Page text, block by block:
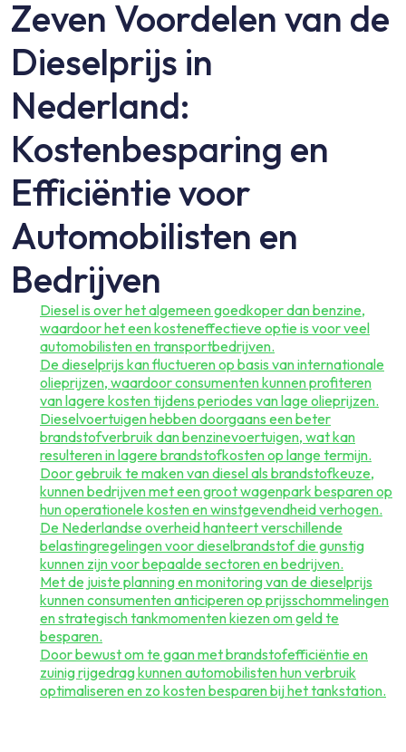
Zeven Voordelen van de
Dieselprijs in
Nederland:
Kostenbesparing en
Efficiëntie voor
Automobilisten en
Bedrijven
Diesel is over het algemeen goedkoper dan benzine,
waardoor het een kosteneffectieve optie is voor veel
automobilisten en transportbedrijven.
De dieselprijs kan fluctueren op basis van internationale
olieprijzen, waardoor consumenten kunnen profiteren
van lagere kosten tijdens periodes van lage olieprijzen.
Dieselvoertuigen hebben doorgaans een beter
brandstofverbruik dan benzinevoertuigen, wat kan
resulteren in lagere brandstofkosten op lange termijn.
Door gebruik te maken van diesel als brandstofkeuze,
kunnen bedrijven met een groot wagenpark besparen op
hun operationele kosten en winstgevendheid verhogen.
De Nederlandse overheid hanteert verschillende
belastingregelingen voor dieselbrandstof die gunstig
kunnen zijn voor bepaalde sectoren en bedrijven.
Met de juiste planning en monitoring van de dieselprijs
kunnen consumenten anticiperen op prijsschommelingen
en strategisch tankmomenten kiezen om geld te
besparen.
Door bewust om te gaan met brandstofefficiëntie en
zuinig rijgedrag kunnen automobilisten hun verbruik
optimaliseren en zo kosten besparen bij het tankstation.